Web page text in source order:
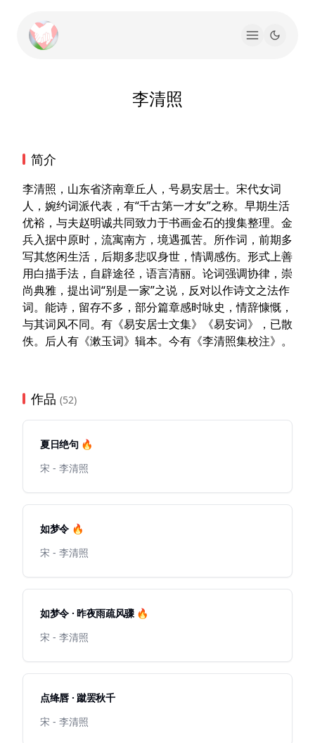
李清照
简介
李清照，山东省济南章丘人，号易安居士。宋代女词
人，婉约词派代表，有“千古第一才女”之称。早期生活
优裕，与夫赵明诚共同致力于书画金石的搜集整理。金
兵入据中原时，流寓南方，境遇孤苦。所作词，前期多
写其悠闲生活，后期多悲叹身世，情调感伤。形式上善
用白描手法，自辟途径，语言清丽。论词强调协律，崇
尚典雅，提出词“别是一家”之说，反对以作诗文之法作
词。能诗，留存不多，部分篇章感时咏史，情辞慷慨，
与其词风不同。有《易安居士文集》《易安词》，已散
佚。后人有《漱玉词》辑本。今有《李清照集校注》。
作品 (52)
夏日绝句 🔥
宋 - 李清照
如梦令 🔥
宋 - 李清照
如梦令 · 昨夜雨疏风骤 🔥
宋 - 李清照
点绛唇 · 蹴罢秋千
宋 - 李清照